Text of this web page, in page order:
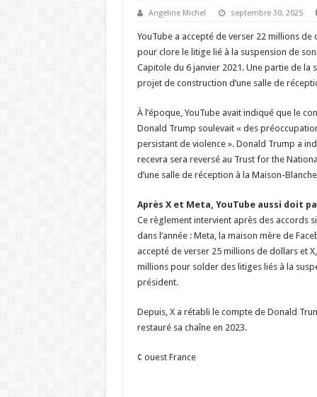
Angeline Michel septembre 30, 2025
YouTube a accepté de verser 22 millions
pour clore le litige lié à la suspension de
Capitole du 6 janvier 2021. Une partie de la
projet de construction d’une salle de
À l’époque, YouTube avait indiqué que le
Donald Trump soulevait « des
persistant de violence ». Donald Trump a
recevra sera reversé au Trust for the
d’une salle de réception à la Maison-
Après X et Meta, YouTube aussi doit
Ce règlement intervient après des accords
dans l’année : Meta, la maison mère de
accepté de verser 25 millions de dollars et
millions pour solder des litiges liés à la
président.
Depuis, X a rétabli le compte de Donald
restauré sa chaîne en 2023.
¢ ouest France